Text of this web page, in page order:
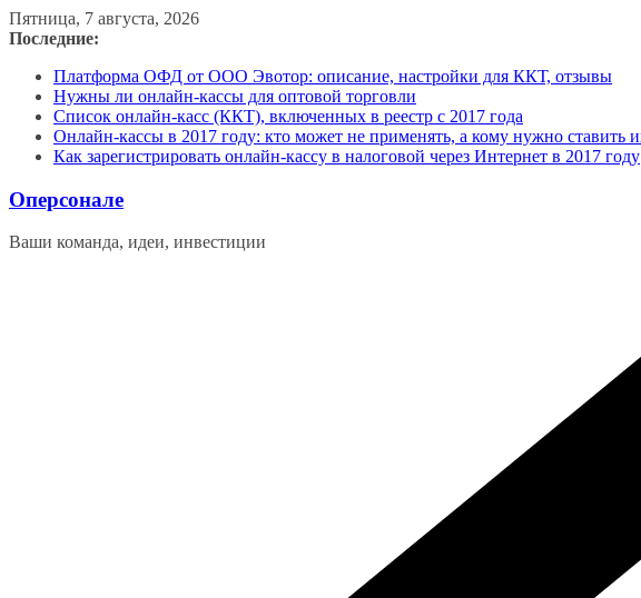
Перейти
к
Пятница, 7 августа, 2026
Последние:
Платформа ОФД от ООО Эвотор: описание, настройки для ККТ, отзывы
Нужны ли онлайн-кассы для оптовой торговли
Список онлайн-касс (ККТ), включенных в реестр с 2017 года
Онлайн-кассы в 2017 году: кто может не применять, а кому нужно ставить
Как зарегистрировать онлайн-кассу в налоговой через Интернет в 2017 году
Оперсонале
Ваши команда, идеи, инвестиции